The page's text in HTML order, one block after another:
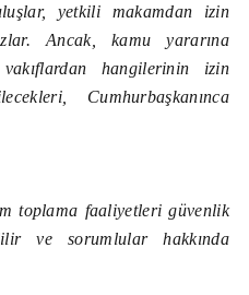
yetkili makamdan izin
Ancak, kamu yararına
hangilerinin izin
Cumhurbaşkanınca
toplama faaliyetleri güvenlik
ve sorumlular hakkında